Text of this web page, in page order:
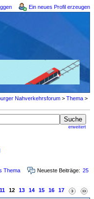
Ein neues Profil erzeugen
Nahverkehrsforum > Thema >
erweitert
Thema Neueste Beiträge: 25
11 12 13 14 15 16 17